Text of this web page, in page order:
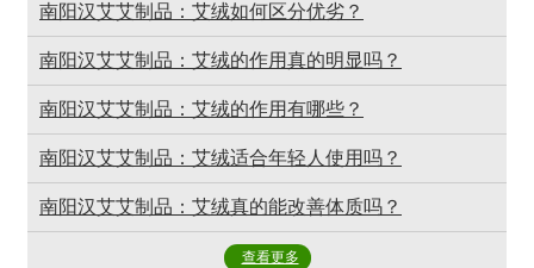
南阳汉艾艾制品：艾绒如何区分优劣？
南阳汉艾艾制品：艾绒的作用真的明显吗？
南阳汉艾艾制品：艾绒的作用有哪些？
南阳汉艾艾制品：艾绒适合年轻人使用吗？
南阳汉艾艾制品：艾绒真的能改善体质吗？
查看更多